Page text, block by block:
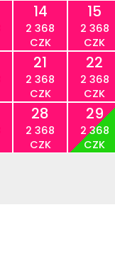
14
2 368
CZK
15
2 368
CZK
21
2 368
CZK
22
2 368
CZK
28
2 368
CZK
29
2 368
CZK